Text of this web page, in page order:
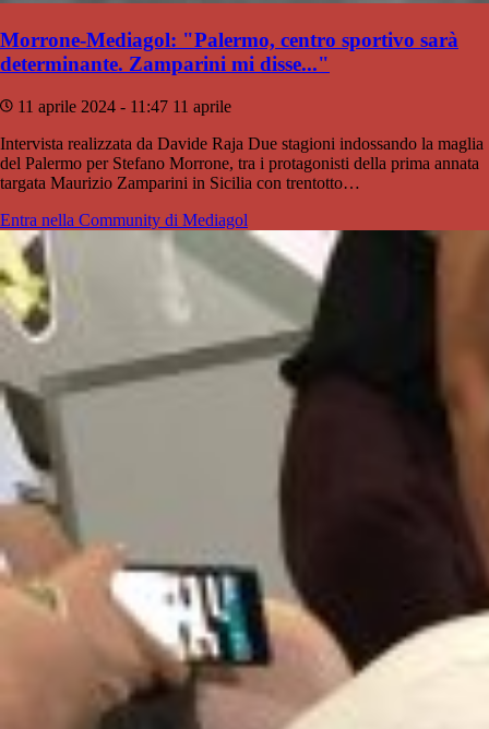
Morrone-Mediagol: "Palermo, centro sportivo sarà
determinante. Zamparini mi disse..."
11 aprile 2024 - 11:47 11 aprile
Intervista realizzata da Davide Raja Due stagioni indossando la maglia
del Palermo per Stefano Morrone, tra i protagonisti della prima annata
targata Maurizio Zamparini in Sicilia con trentotto…
Entra nella Community di Mediagol